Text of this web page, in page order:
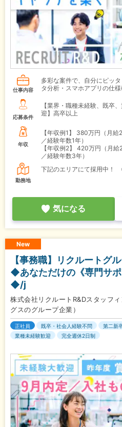
仕事内容
多彩な案件で、自分にピッ
タ分析・スマホアプリの仕
応募条件
【業界・職種未経験、既卒
迎】高卒以上
年収
【年収例1】
380万円（月給
／経験年数1年）
【年収例2】
420万円（月給
／経験年数3年）
勤務地
下記のエリアにて採用中！
気になる
New
【事務職】リクルートグ
◆あなただけの《専門サ
◆/j
株式会社リクルートR&Dスタッフ
グスのグループ企業）
正社員 既卒・社会人経験不問 第二新
業種未経験歓迎
完全週休2日制